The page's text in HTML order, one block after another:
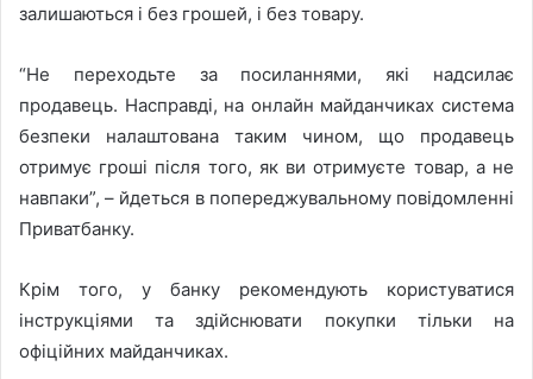
залишаються і без грошей, і без товару.
“Не переходьте за посиланнями, які надсилає
продавець. Насправді, на онлайн майданчиках система
безпеки налаштована таким чином, що продавець
отримує гроші після того, як ви отримуєте товар, а не
навпаки”, – йдеться в попереджувальному повідомленні
Приватбанку.
Крім того, у банку рекомендують користуватися
інструкціями та здійснювати покупки тільки на
офіційних майданчиках.